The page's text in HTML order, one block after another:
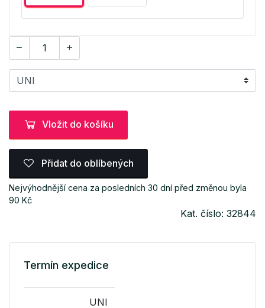
Vložit do košíku
Přidat do oblíbených
Nejvýhodnější cena za posledních 30 dní před změnou byla
90 Kč
Kat. číslo: 32844
Termín expedice
UNI